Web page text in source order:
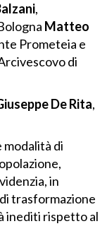
,
Matteo
Prometeia e
di
De Rita,
di
in
trasformazione
inediti rispetto al